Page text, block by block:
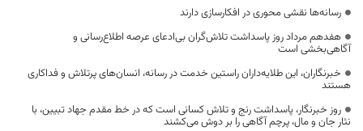
رسانه‌ها نقشی محوری در افکارسازی دارند
هفدهم مرداد روز پاسداشت تلاش‌گران بی‌ادعای عرصه اطلاع‌رسانی و
آگاهی‌بخشی است
خبرنگاران، این طلایه‌داران راستین خدمت در رسانه، انسان‌های پرتلاش و فداکاری
هستند
روز خبرنگار، پاسداشت رنج و تلاش کسانی است که در خط مقدم جهاد تبیین، با
نثار جان و مال، پرچم آگاهی را بر دوش می‌کشند